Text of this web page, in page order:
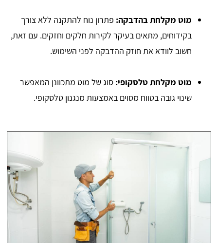
מוט מקלחת בהדבקה: פתרון נוח להתקנה ללא צורך
בקידוחים, מתאים בעיקר לקירות חלקים וחזקים. עם זאת,
חשוב לוודא את חוזק ההדבקה לפני השימוש.
מוט מקלחת טלסקופי: סוג של מוט מתכוונן המאפשר
שינוי גובה בטווח מסוים באמצעות מנגנון טלסקופי.